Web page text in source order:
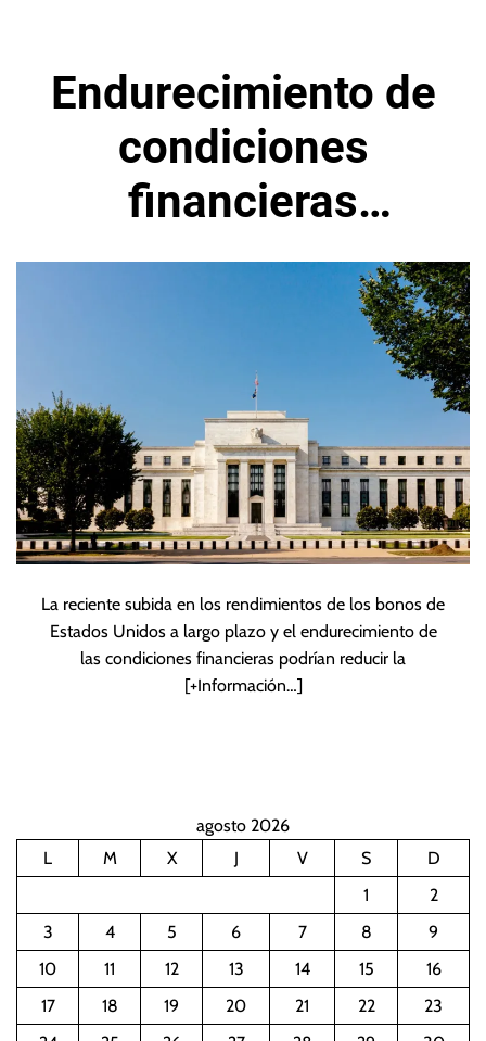
Endurecimiento de
condiciones
financieras
reduciría necesidad
de que la Fed eleve
las tasas de interés
La reciente subida en los rendimientos de los bonos de
Estados Unidos a largo plazo y el endurecimiento de
las condiciones financieras podrían reducir la
[+Información…]
agosto 2026
L
M X J V S
D
1
2
3
4 5 6 7 8
9
10
11 12 13 14 15
16
17
18 19 20 21 22
23